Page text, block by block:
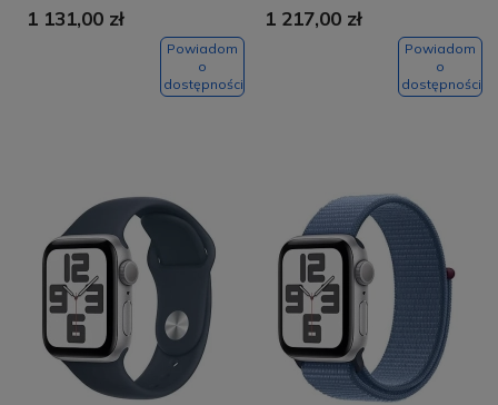
Midnight + pasek
Midnight Sport
1 131,00 zł
Powiadom
o
dostępności
pasek Storm Blue
Sport Band M/L
1 217,00 zł
Powiadom
o
dostępności